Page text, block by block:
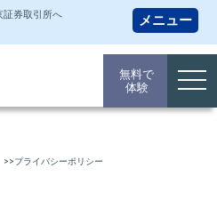
証券取引所へ
無料で
体験
プライバシーポリシー